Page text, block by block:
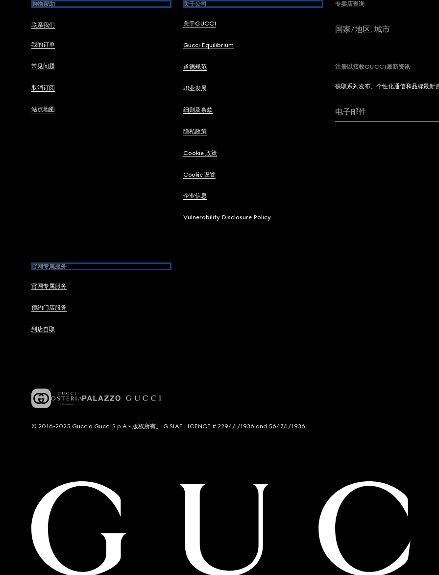
购物帮助
联系我们
我的订单
常见问题
取消订阅
站点地图
关于公司
关于GUCCI
Gucci Equilibrium
道德规范
职业发展
细则及条款
隐私政策
Cookie 政策
Cookie 设置
企业信息
Vulnerability Disclosure Policy
官网专属服务
官网专属服务
预约门店服务
到店自取
专卖店查询
国家/地区, 城市
注册以接收GUCCI最新资讯
获取系列发布、个性化通信和品牌最新
电子邮件
© 2016-2025 Guccio Gucci S.p.A.- 版权所有。 G SIAE LICENCE # 2294/I/1936 and 5647/I/1936